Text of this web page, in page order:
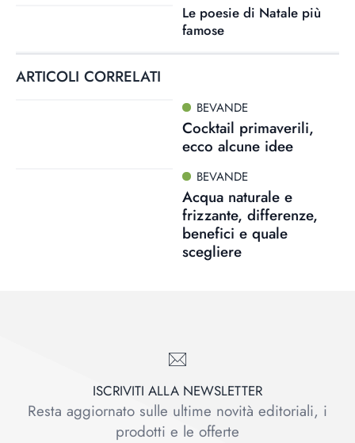
Le poesie di Natale più
famose
ARTICOLI CORRELATI
BEVANDE
Cocktail primaverili,
ecco alcune idee
BEVANDE
Acqua naturale e
frizzante, differenze,
benefici e quale
scegliere
ISCRIVITI ALLA NEWSLETTER
Resta aggiornato sulle ultime novità editoriali, i
prodotti e le offerte